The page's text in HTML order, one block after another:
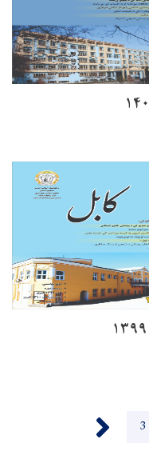
Page
3